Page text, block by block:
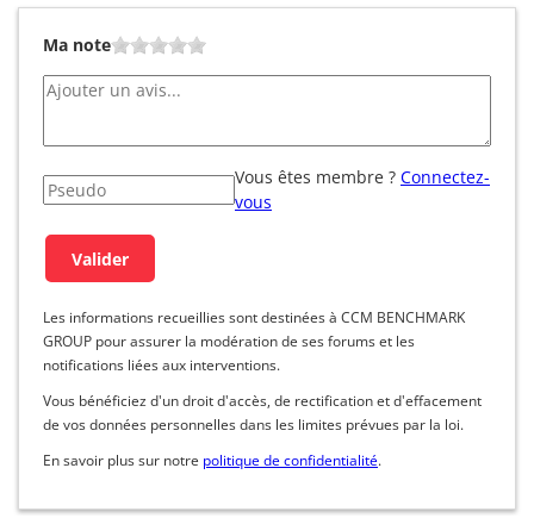
Ma note
Vous êtes membre ? Connectez-
vous
Les informations recueillies sont destinées à CCM BENCHMARK
GROUP pour assurer la modération de ses forums et les
notifications liées aux interventions.
Vous bénéficiez d'un droit d'accès, de rectification et d'effacement
de vos données personnelles dans les limites prévues par la loi.
En savoir plus sur notre politique de confidentialité.